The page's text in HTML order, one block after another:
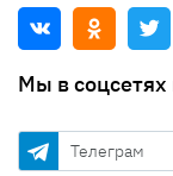
Мы в
Телеграм